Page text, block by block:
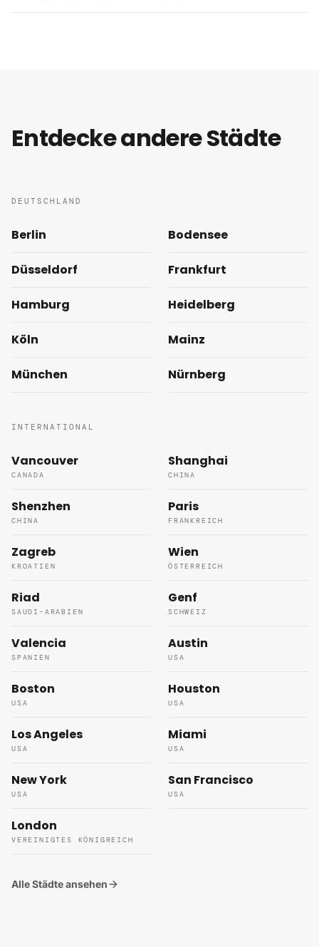
Entdecke andere Städte
DEUTSCHLAND
Berlin Bodensee
Düsseldorf Frankfurt
Hamburg Heidelberg
Köln Mainz
München Nürnberg
INTERNATIONAL
Vancouver
CANADA
Shanghai
CHINA
Shenzhen
CHINA
Paris
FRANKREICH
Zagreb
KROATIEN
Wien
ÖSTERREICH
Riad
SAUDI-ARABIEN
Genf
SCHWEIZ
Valencia
SPANIEN
Austin
USA
Boston
USA
Houston
USA
Los Angeles
USA
Miami
USA
New York
USA
San Francisco
USA
London
VEREINIGTES KÖNIGREICH
Alle Städte ansehen